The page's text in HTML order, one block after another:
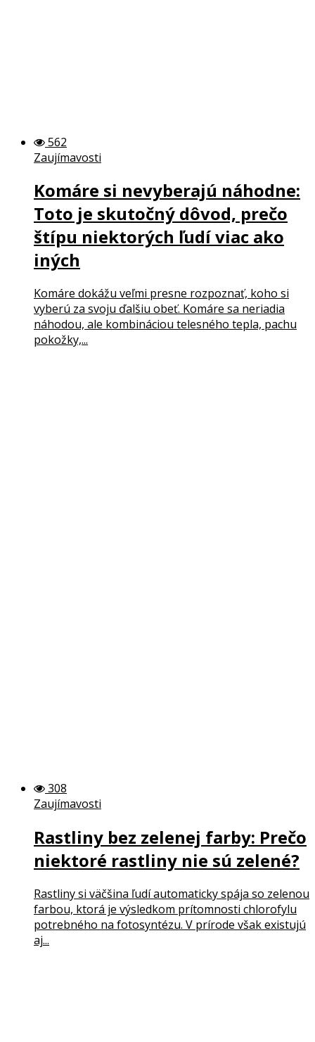
562
Zaujímavosti
Komáre si nevyberajú náhodne:
Toto je skutočný dôvod, prečo
štípu niektorých ľudí viac ako
iných
Komáre dokážu veľmi presne rozpoznať, koho si
vyberú za svoju ďalšiu obeť. Komáre sa neriadia
náhodou, ale kombináciou telesného tepla, pachu
pokožky,...
308
Zaujímavosti
Rastliny bez zelenej farby: Prečo
niektoré rastliny nie sú zelené?
Rastliny si väčšina ľudí automaticky spája so zelenou
farbou, ktorá je výsledkom prítomnosti chlorofylu
potrebného na fotosyntézu. V prírode však existujú
aj...